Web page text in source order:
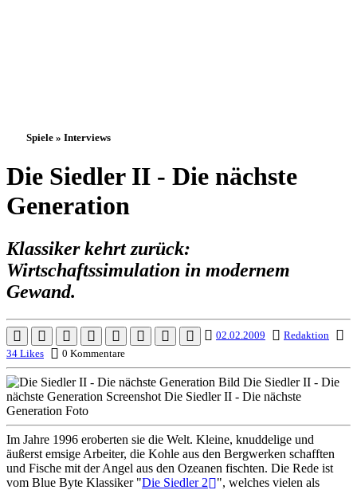
Spiele » Interviews
Die Siedler II - Die nächste
Generation
Klassiker kehrt zurück:
Wirtschaftssimulation in modernem
Gewand.
02.02.2009
Redaktion
34 Likes
0 Kommentare
Im Jahre 1996 eroberten sie die Welt. Kleine, knuddelige und
äußerst emsige Arbeiter, die Kohle aus den Bergwerken schafften
und Fische mit der Angel aus den Ozeanen fischten. Die Rede ist
vom Blue Byte Klassiker "Die Siedler 2
", welches vielen als